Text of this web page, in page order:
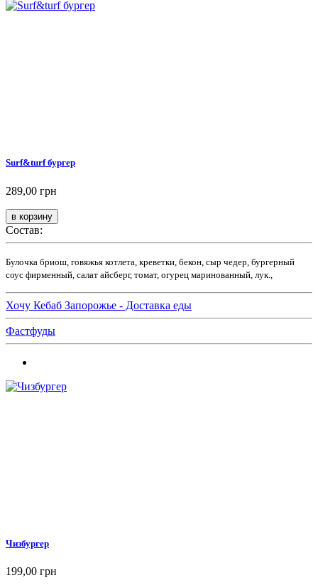
Surf&turf бургер
289,00 грн
Состав:
Булочка бриош, говяжья котлета, креветки, бекон, сыр чедер, бургерный
соус фирменный, салат айсберг, томат, огурец маринованный, лук.,
Хочу Кебаб Запорожье - Доставка еды
Фастфуды
Чизбургер
199,00 грн